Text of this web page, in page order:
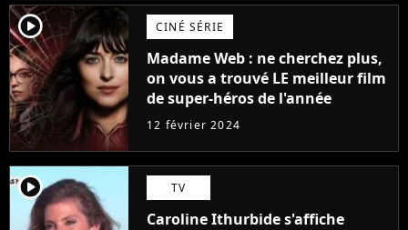
player2 CINÉ SÉRIE
Madame Web : ne cherchez plus,
on vous a trouvé LE meilleur film
de super-héros de l'année
12 février 2024
player2 TV
Caroline Ithurbide s'affiche